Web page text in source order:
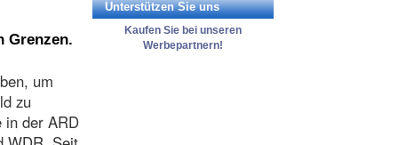
Grenzen.
um
zu
in der ARD
Unterstützen Sie uns
Kaufen Sie bei unseren
Werbepartnern!